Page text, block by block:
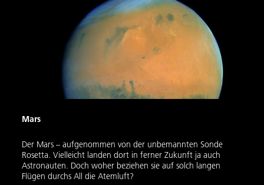
Mars
Der Mars – aufgenommen von der unbemannten Sonde
Rosetta. Vielleicht landen dort in ferner Zukunft ja auch
Astronauten. Doch woher beziehen sie auf solch langen
Flügen durchs All die Atemluft?